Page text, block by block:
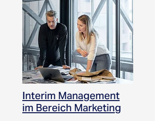
Interim Management
im Bereich Marketing